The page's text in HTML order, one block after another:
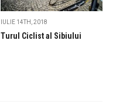
IULIE 14TH, 2018
Turul Ciclist al Sibiului